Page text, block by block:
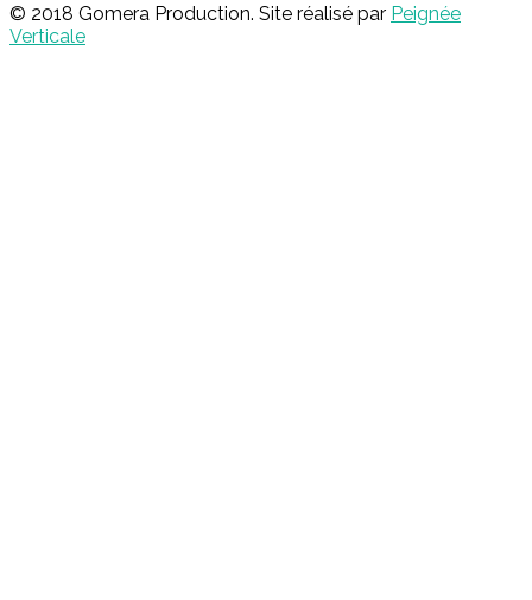
© 2018 Gomera Production. Site réalisé par Peignée
Verticale